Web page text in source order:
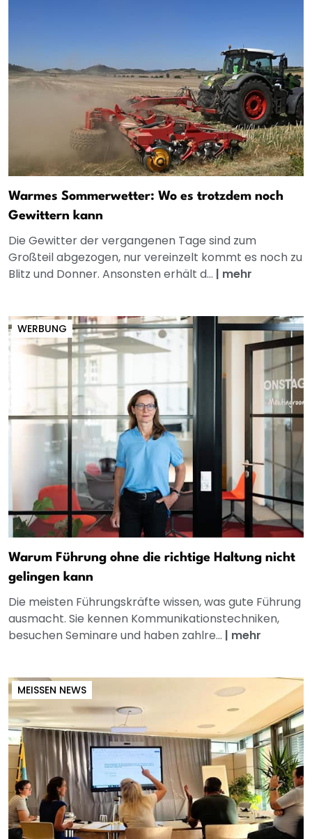
Warmes Sommerwetter: Wo es trotzdem noch
Gewittern kann
Die Gewitter der vergangenen Tage sind zum
Großteil abgezogen, nur vereinzelt kommt es noch zu
Blitz und Donner. Ansonsten erhält d... | mehr
WERBUNG
Warum Führung ohne die richtige Haltung nicht
gelingen kann
Die meisten Führungskräfte wissen, was gute Führung
ausmacht. Sie kennen Kommunikationstechniken,
besuchen Seminare und haben zahlre... | mehr
MEISSEN NEWS